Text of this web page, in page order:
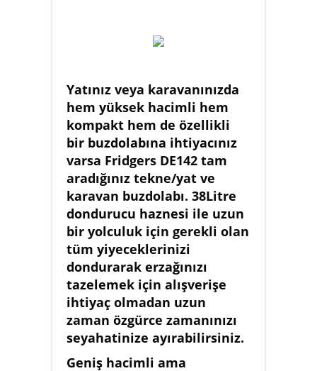
Yatınız veya karavanınızda
hem yüksek hacimli hem
kompakt hem de özellikli
bir buzdolabına ihtiyacınız
varsa Fridgers DE142 tam
aradığınız tekne/yat ve
karavan buzdolabı. 38Litre
dondurucu haznesi ile uzun
bir yolculuk için gerekli olan
tüm yiyeceklerinizi
dondurarak erzağınızı
tazelemek için alışverişe
ihtiyaç olmadan uzun
zaman özgürce zamanınızı
seyahatinize ayırabilirsiniz.
Geniş hacimli ama